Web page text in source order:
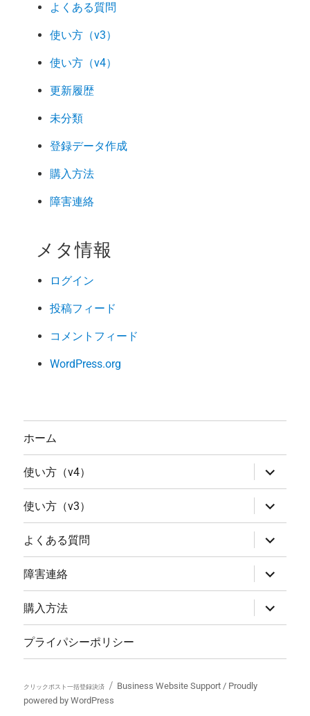
よくある質問
使い方（v3）
使い方（v4）
更新履歴
未分類
登録データ作成
購入方法
障害連絡
メタ情報
ログイン
投稿フィード
コメントフィード
WordPress.org
ホーム
使い方（v4）
ブ
メ
ニ
ュ
ー
を
展
開
使い方（v3）
ブ
メ
ニ
ュ
ー
を
展
開
よくある質問
ブ
メ
ニ
ュ
ー
を
展
開
障害連絡
ブ
メ
ニ
ュ
ー
開
購入方法
ブ
メ
ー
展
開
プライパシーポリシー
クリックポスト一括登録決済 Business Website Support / Proudly
powered by WordPress